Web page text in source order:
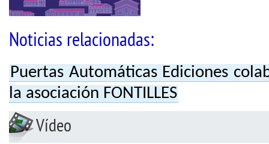
Noticias relacionadas:
Puertas Automáticas Ediciones
la asociación FONTILLES
Vídeo